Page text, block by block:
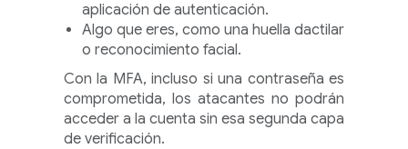
aplicación de autenticación.
Algo que eres, como una huella dactilar
o reconocimiento facial.
Con la MFA, incluso si una contraseña es
comprometida, los atacantes no podrán
acceder a la cuenta sin esa segunda capa
de verificación.